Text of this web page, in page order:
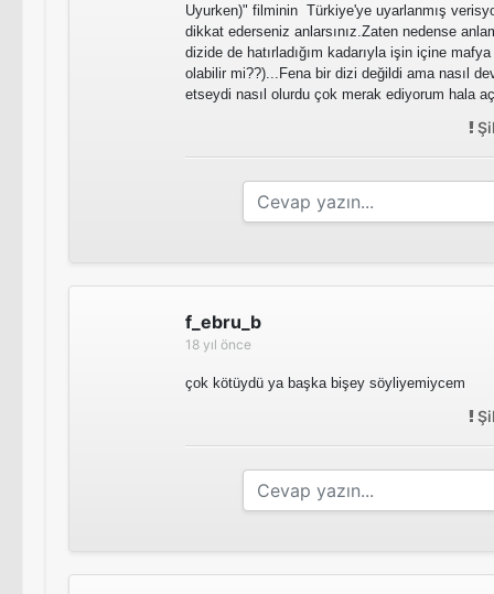
Uyurken)" filminin Türkiye'ye uyarlanmış
dikkat ederseniz anlarsınız.Zaten nedense
dizide de hatırladığım kadarıyla işin içine
olabilir mi??)...Fena bir dizi değildi ama nasıl
etseydi nasıl olurdu çok merak ediyorum hala
f_ebru_b
18 yıl önce
çok kötüydü ya başka bişey söyliyemiycem